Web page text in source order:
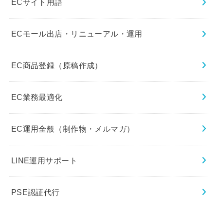
ECサイト用語
ECモール出店・リニューアル・運用
EC商品登録（原稿作成）
EC業務最適化
EC運用全般（制作物・メルマガ）
LINE運用サポート
PSE認証代行